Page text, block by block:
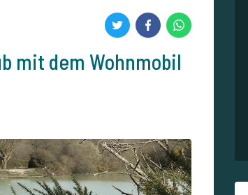
mit dem Wohnmobil